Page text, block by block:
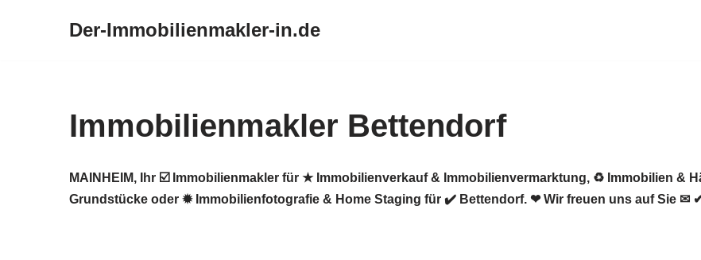
Der-Immobilienmakler-in.de
Immobilienmakler Bettendorf
MAINHEIM, Ihr ☑️ Immobilienmakler für ★ Immobilienverkauf & Immobilienvermarktung, ♻ Immobilien &
Grundstücke oder ✹ Immobilienfotografie & Home Staging für ✔️ Bettendorf. ❤ Wir freuen uns auf Sie ✉